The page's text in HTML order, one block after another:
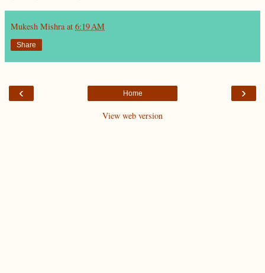
Mukesh Mishra at 6:19 AM
Share
‹ ›
Home
View web version